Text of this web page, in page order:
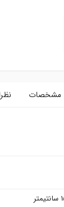
مشخصات